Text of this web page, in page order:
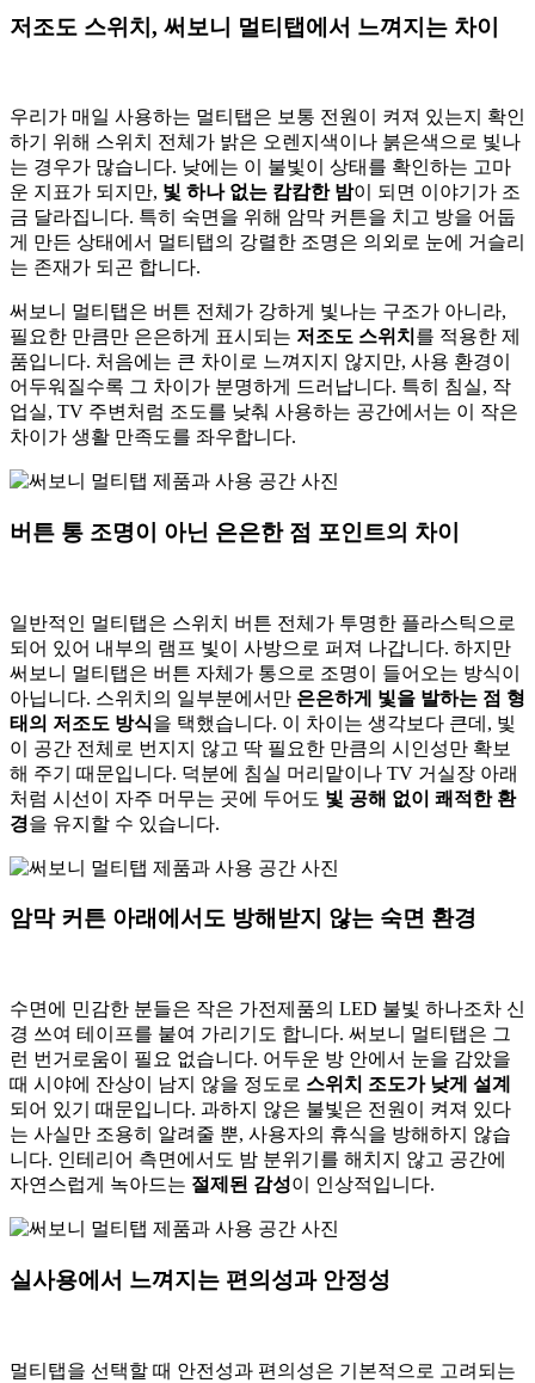
저조도 스위치, 써보니 멀티탭에서 느껴지는 차이
우리가 매일 사용하는 멀티탭은 보통 전원이 켜져 있는지 확인
하기 위해 스위치 전체가 밝은 오렌지색이나 붉은색으로 빛나
는 경우가 많습니다. 낮에는 이 불빛이 상태를 확인하는 고마
운 지표가 되지만, 빛 하나 없는 캄캄한 밤이 되면 이야기가 조
금 달라집니다. 특히 숙면을 위해 암막 커튼을 치고 방을 어둡
게 만든 상태에서 멀티탭의 강렬한 조명은 의외로 눈에 거슬리
는 존재가 되곤 합니다.
써보니 멀티탭은 버튼 전체가 강하게 빛나는 구조가 아니라,
필요한 만큼만 은은하게 표시되는 저조도 스위치 를 적용한 제
품입니다. 처음에는 큰 차이로 느껴지지 않지만, 사용 환경이
어두워질수록 그 차이가 분명하게 드러납니다. 특히 침실, 작
업실, TV 주변처럼 조도를 낮춰 사용하는 공간에서는 이 작은
차이가 생활 만족도를 좌우합니다.
버튼 통 조명이 아닌 은은한 점 포인트의 차이
일반적인 멀티탭은 스위치 버튼 전체가 투명한 플라스틱으로
되어 있어 내부의 램프 빛이 사방으로 퍼져 나갑니다. 하지만
써보니 멀티탭은 버튼 자체가 통으로 조명이 들어오는 방식이
아닙니다. 스위치의 일부분에서만 은은하게 빛을 발하는 점 형
태의 저조도 방식을 택했습니다. 이 차이는 생각보다 큰데, 빛
이 공간 전체로 번지지 않고 딱 필요한 만큼의 시인성만 확보
해 주기 때문입니다. 덕분에 침실 머리맡이나 TV 거실장 아래
처럼 시선이 자주 머무는 곳에 두어도 빛 공해 없이 쾌적한 환
경을 유지할 수 있습니다.
암막 커튼 아래에서도 방해받지 않는 숙면 환경
수면에 민감한 분들은 작은 가전제품의 LED 불빛 하나조차 신
경 쓰여 테이프를 붙여 가리기도 합니다. 써보니 멀티탭은 그
런 번거로움이 필요 없습니다. 어두운 방 안에서 눈을 감았을
때 시야에 잔상이 남지 않을 정도로 스위치 조도가 낮게 설계
되어 있기 때문입니다. 과하지 않은 불빛은 전원이 켜져 있다
는 사실만 조용히 알려줄 뿐, 사용자의 휴식을 방해하지 않습
니다. 인테리어 측면에서도 밤 분위기를 해치지 않고 공간에
자연스럽게 녹아드는 절제된 감성이 인상적입니다.
실사용에서 느껴지는 편의성과 안정성
멀티탭을 선택할 때 안전성과 편의성은 기본적으로 고려되는